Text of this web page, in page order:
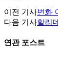
이전 기사변화
다음 기사할리
연관 포스트